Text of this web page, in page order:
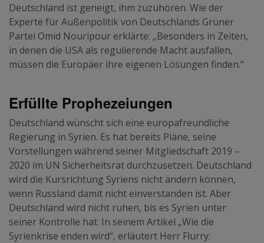
Deutschland ist geneigt, ihm zuzuhören. Wie der
Experte für Außenpolitik von Deutschlands Grüner
Partei Omid Nouripour erklärte: „Besonders in Zeiten,
in denen die USA als regulierende Macht ausfallen,
müssen die Europäer ihre eigenen Lösungen finden.“
Erfüllte Prophezeiungen
Deutschland wünscht sich eine europafreundliche
Regierung in Syrien. Es hat bereits Pläne, seine
Vorstellungen während seiner Mitgliedschaft 2019 –
2020 im UN Sicherheitsrat durchzusetzen. Deutschland
wird die Kursrichtung Syriens nicht ändern können,
wenn Russland damit nicht einverstanden ist. Aber
Deutschland wird nicht ruhen, bis es Syrien unter
seiner Kontrolle hat. In seinem Artikel „Wie die
Syrienkrise enden wird“, erläutert Herr Flurry: